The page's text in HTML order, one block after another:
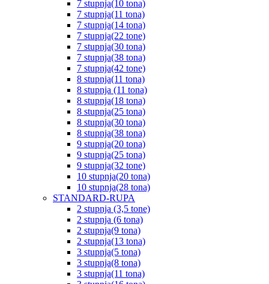
7 stupnja(10 tona)
7 stupnja(11 tona)
7 stupnja(14 tona)
7 stupnja(22 tone)
7 stupnja(30 tona)
7 stupnja(38 tona)
7 stupnja(42 tone)
8 stupnja(11 tona)
8 stupnja (11 tona)
8 stupnja(18 tona)
8 stupnja(25 tona)
8 stupnja(30 tona)
8 stupnja(38 tona)
9 stupnja(20 tona)
9 stupnja(25 tona)
9 stupnja(32 tone)
10 stupnja(20 tona)
10 stupnja(28 tona)
STANDARD-RUPA
2 stupnja (3,5 tone)
2 stupnja (6 tona)
2 stupnja(9 tona)
2 stupnja(13 tona)
3 stupnja(5 tona)
3 stupnja(8 tona)
3 stupnja(11 tona)